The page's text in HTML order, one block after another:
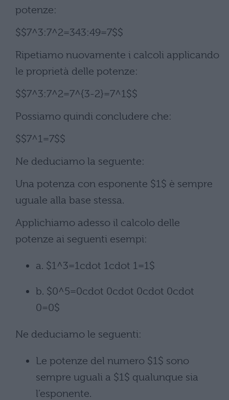
potenze:
$$7^3:7^2=343:49=7$$
Ripetiamo nuovamente i calcoli applicando
le proprietà delle potenze:
$$7^3:7^2=7^{3-2}=7^1$$
Possiamo quindi concludere che:
$$7^1=7$$
Ne deduciamo la seguente:
Una potenza con esponente $1$ è sempre
uguale alla base stessa.
Applichiamo adesso il calcolo delle
potenze ai seguenti esempi:
a. $1^3=1cdot 1cdot 1=1$
b. $0^5=0cdot 0cdot 0cdot 0cdot
0=0$
Ne deduciamo le seguenti:
Le potenze del numero $1$ sono
sempre uguali a $1$ qualunque sia
l’esponente.